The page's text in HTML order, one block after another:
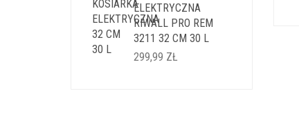
ELEKTRYCZNA
RIWALL PRO REM
3211 32 CM 30 L
299,99 ZŁ